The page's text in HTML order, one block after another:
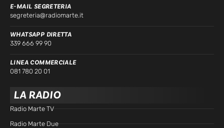
E-MAIL SEGRETERIA
segreteria@radiomarte.it
WHATSAPP DIRETTA
339 666 99 90
LINEA COMMERCIALE
081 780 20 01
LA RADIO
Radio Marte TV
Radio Marte Due